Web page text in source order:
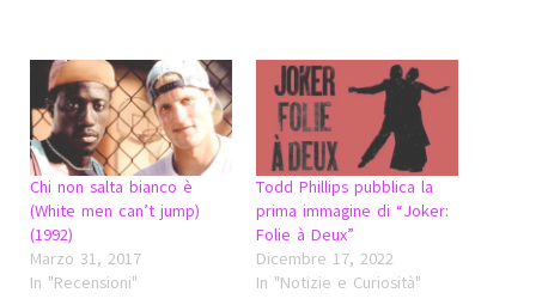
Chi non salta bianco è
(White men can’t jump)
(1992)
Marzo 31, 2017
In "Recensioni"
Todd Phillips pubblica la
prima immagine di “Joker:
Folie à Deux”
Dicembre 17, 2022
In "Notizie e Curiosità"